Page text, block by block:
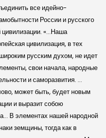
все идейно-
России и русского
цивилизации. «…Наша
цивилизация, в тех
русским духом, не идет
свои начала, народные
и саморазвития. …
может быть, будет новым
и выразит собою
В элементах нашей народной
земщины, тогда как в